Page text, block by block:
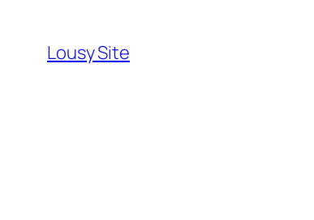
содержимому
Lousy Site